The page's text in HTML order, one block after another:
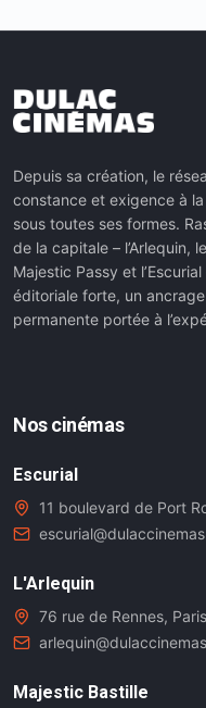
Depuis sa création, le
constance et exigence à
sous toutes ses formes.
de la capitale – l’Arlequin,
Majestic Passy et
éditoriale forte, un
permanente portée à
Nos cinémas
Escurial
11 boulevard de Port
L'Arlequin
76 rue de Rennes,
Majestic Bastille